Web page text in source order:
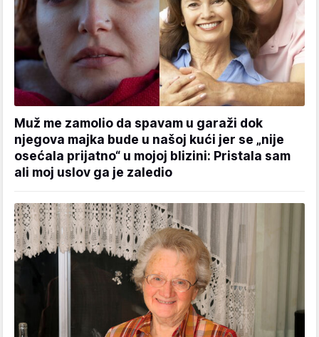
Muž me zamolio da spavam u garaži dok
njegova majka bude u našoj kući jer se „nije
osećala prijatno“ u mojoj blizini: Pristala sam
ali moj uslov ga je zaledio